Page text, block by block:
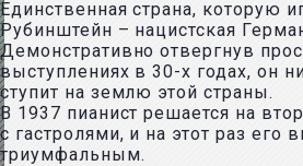
Единственная страна, которую
Рубинштейн – нацистская
Демонстративно отвергнув
выступлениях в 30-х годах, он
ступит на землю этой страны.
В 1937 пианист решается на
с гастролями, и на этот раз его
триумфальным.